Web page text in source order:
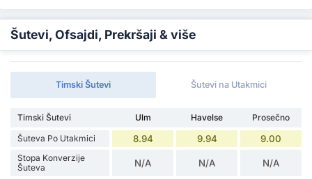
Šutevi, Ofsajdi, Prekršaji & više
Timski Šutevi Šutevi na Utakmici
Timski Šutevi Ulm Havelse
Prosečno
Šuteva Po Utakmici
8.94 9.94 9.00
Stopa Konverzije
Šuteva
N/A N/A N/A